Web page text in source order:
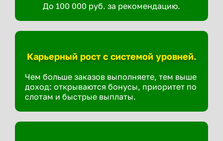
До 100 000 руб. за рекомендацию.
Карьерный рост с системой уровней.
Чем больше заказов выполняете, тем выше
доход: открываются бонусы, приоритет по
слотам и быстрые выплаты.